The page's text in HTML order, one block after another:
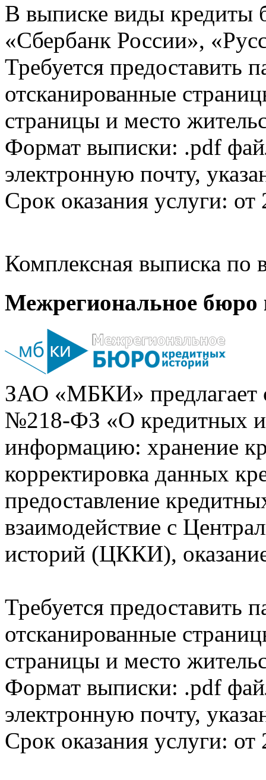
В выписке виды кредиты
«Сбербанк России»,
Требуется предоставить
отсканированные
страницы и место
Формат выписки: .pdf
электронную почту,
Срок оказания услуги: от
Комплексная выписка
Межрегиональное бюро
ЗАО «МБКИ» предлагает
№218-ФЗ «О кредитных
информацию: хранение
корректировка данных
предоставление
взаимодействие с
историй (ЦККИ),
Требуется предоставить
отсканированные
страницы и место
Формат выписки: .pdf
электронную почту,
Срок оказания услуги: от